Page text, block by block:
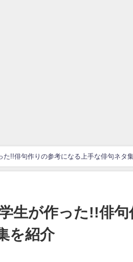
た!!俳句作りの参考になる上手な俳句ネタ
生が作った!!俳句
を紹介